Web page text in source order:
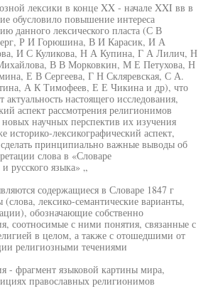
лексики в конце XX - начале XXI вв в
обусловило повышение интереса
данного лексического пласта (С В
Р И Горюшина, В И Карасик, И А
И С Куликова, Н А Купина, Г А Лилич, Н
В В Морковкин, М Е Петухова, Н
Е В Сергеева, Г Н Скляревская, С А.
А К Тимофеев, Е Е Чикина и др), что
настоящего исследования,
аспект рассмотрения религионимов
новых научных перспектив их изучения
историко-лексикографический аспект,
сделать принципиально важные выводы об
слова в «Словаре
русского языка» „
содержащиеся в Словаре 1847 г
лексико-семантические варианты,
обозначающие собственно
соотносимые с ними понятия, связанные с
в целом, а также с отошедшими от
религиозными течениями
- фрагмент языковой картины мира,
православных религионимов